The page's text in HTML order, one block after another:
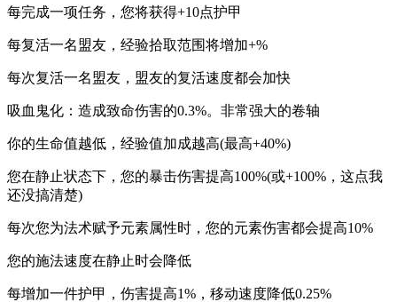
每完成一项任务，您将获得+10点护甲
每复活一名盟友，经验拾取范围将增加+%
每次复活一名盟友，盟友的复活速度都会加快
吸血鬼化：造成致命伤害的0.3%。非常强大的卷轴
你的生命值越低，经验值加成越高(最高+40%)
您在静止状态下，您的暴击伤害提高100%(或+100%，这点我
还没搞清楚)
每次您为法术赋予元素属性时，您的元素伤害都会提高10%
您的施法速度在静止时会降低
每增加一件护甲，伤害提高1%，移动速度降低0.25%